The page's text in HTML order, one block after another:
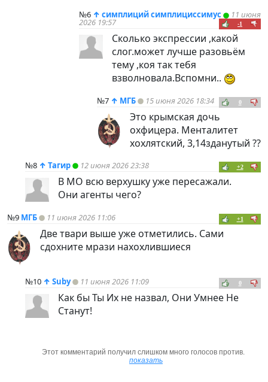
№6 ↑ симплиций симплициссимус 11 июня
2026 19:57 -1
Сколько экспрессии ,какой
слог.может лучше разовьём
тему ,коя так тебя
взволновала.Вспомни..
№7 ↑ МГБ 15 июня 2026 18:34 0
Это крымская дочь
охфицера. Менталитет
хохлятский, 3,14зданутый ??
№8 ↑ Тагир 12 июня 2026 23:38 +2
В МО всю верхушку уже пересажали.
Они агенты чего?
№9 МГБ 11 июня 2026 11:06 +1
Две твари выше уже отметились. Сами
сдохните мрази нахохлившиеся
№10 ↑ Suby 11 июня 2026 11:09 0
Как бы Ты Их не назвал, Они Умнее Не
Станут!
Этот комментарий получил слишком много голосов против.
показать